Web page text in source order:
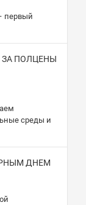
первый
ПОЛЦЕНЫ
среды и
ДНЕМ